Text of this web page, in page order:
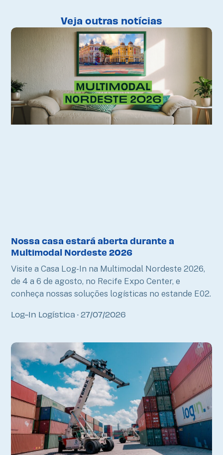
Veja outras notícias
Nossa casa estará aberta durante a
Multimodal Nordeste 2026
Log-In Logística 27/07/2026
Visite a Casa Log-In na Multimodal Nordeste 2026,
de 4 a 6 de agosto, no Recife Expo Center, e
conheça nossas soluções logísticas no estande E02.